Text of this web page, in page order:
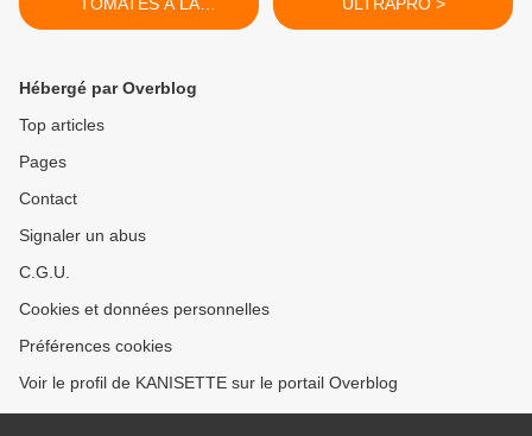
MOUTARDE ET AU THON
Hébergé par Overblog
Top articles
Pages
Contact
Signaler un abus
C.G.U.
Cookies et données personnelles
Préférences cookies
Voir le profil de KANISETTE sur le portail Overblog